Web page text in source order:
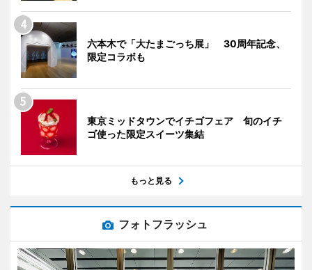
六本木で「大たまごっち展」 30周年記念、
限定コラボも
東京ミッドタウンでイチゴフェア 旬のイチ
ゴ使った限定スイーツ集結
もっと見る
フォトフラッシュ